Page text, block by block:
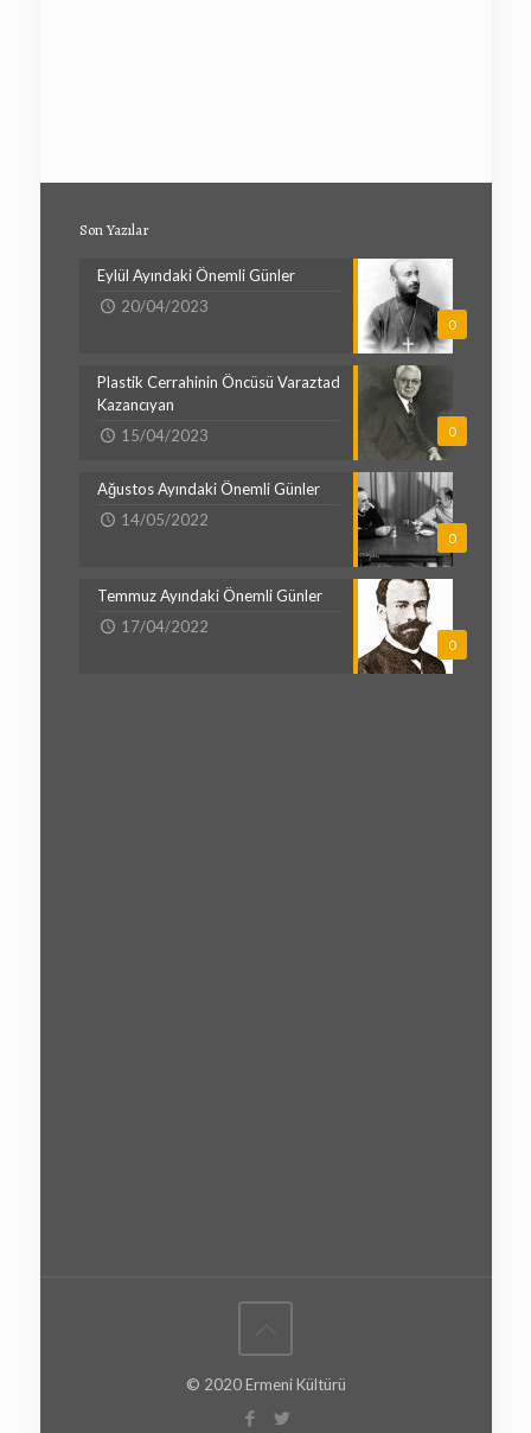
Son Yazılar
0
Eylül Ayındaki Önemli Günler
20/04/2023
0
Plastik Cerrahinin Öncüsü Varaztad
Kazancıyan
15/04/2023
0
Ağustos Ayındaki Önemli Günler
14/05/2022
0
Temmuz Ayındaki Önemli Günler
17/04/2022
© 2020 Ermeni Kültürü